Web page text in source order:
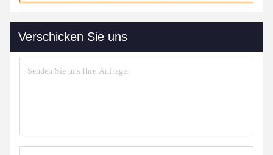
Verschicken Sie uns